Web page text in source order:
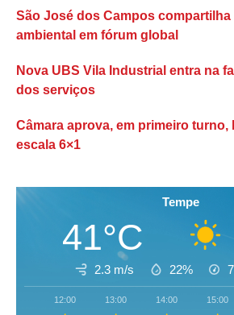
São José dos Campos
ambiental em fórum global
Nova UBS Vila Industrial entra na
dos serviços
Câmara aprova, em primeiro turno,
escala 6×1
Tempe
41°C
2.3 m/s 22%
12:00 13:00 14:00 15:00